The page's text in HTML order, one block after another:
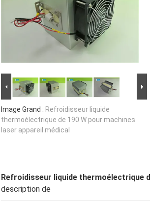
Image Grand : Refroidisseur liquide
thermoélectrique de 190 W pour machines
laser appareil médical
Refroidisseur liquide thermoélectrique
description de